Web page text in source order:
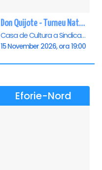
Don Quijote - Turneu National de balet - Oradea
Casa de Cultura a Sindicatelor , Oradea
15 November 2026, ora 19:00
Eforie-Nord